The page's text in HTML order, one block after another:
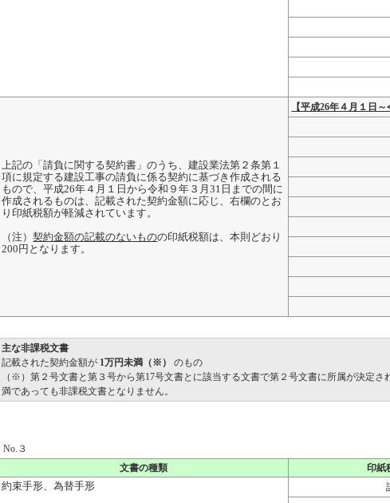
上記の「請負に関する契約書」のうち、建設業法第２条第１
項に規定する建設工事の請負に係る契約に基づき作成される
もので、平成26年４月１日から令和９年３月31日までの間に
作成されるものは、記載された契約金額に応じ、右欄のとお
り印紙税額が軽減されています。
（注）契約金額の記載のないものの印紙税額は、本則どおり
200円となります。
【平成26年４月１日
主な非課税文書
記載された契約金額が 1万円未満（※）
のもの
（※）第２号文書と第３号から第17号文書とに該当する文書で第２号文書に所属が決定
満であっても非課税文書となりません。
No.３
文書の種類
印紙
約束手形、為替手形